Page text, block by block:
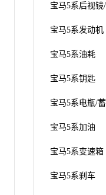
宝马5系后视镜
宝马5系发动机
宝马5系油耗
宝马5系钥匙
宝马5系电瓶/
宝马5系加油
宝马5系变速箱
宝马5系刹车